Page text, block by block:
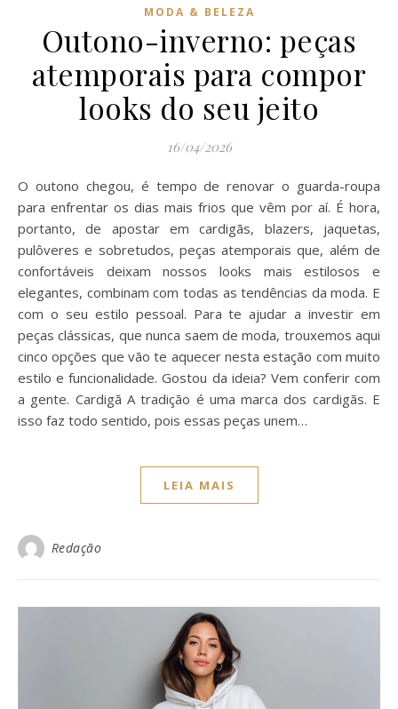
MODA & BELEZA
Outono-inverno: peças
atemporais para compor
looks do seu jeito
16/04/2026
O outono chegou, é tempo de renovar o guarda-roupa
para enfrentar os dias mais frios que vêm por aí. É hora,
portanto, de apostar em cardigãs, blazers, jaquetas,
pulôveres e sobretudos, peças atemporais que, além de
confortáveis deixam nossos looks mais estilosos e
elegantes, combinam com todas as tendências da moda. E
com o seu estilo pessoal. Para te ajudar a investir em
peças clássicas, que nunca saem de moda, trouxemos aqui
cinco opções que vão te aquecer nesta estação com muito
estilo e funcionalidade. Gostou da ideia? Vem conferir com
a gente. Cardigã A tradição é uma marca dos cardigãs. E
isso faz todo sentido, pois essas peças unem…
LEIA MAIS
Redação